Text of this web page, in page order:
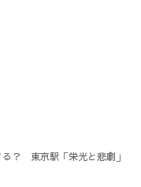
？ 東京駅「栄光と悲劇」